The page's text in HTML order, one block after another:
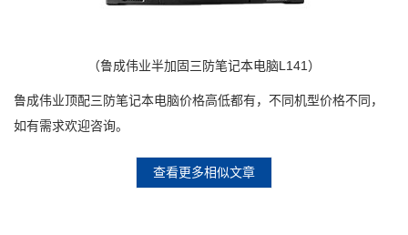
（鲁成伟业半加固三防笔记本电脑L141）
鲁成伟业顶配三防笔记本电脑价格高低都有，不同机型价格不同，
如有需求欢迎咨询。
查看更多相似文章